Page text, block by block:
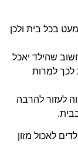
בכל בית ולכן
שהילד יאכל
לכך למרות
לעזור להרבה
לאכול מזון